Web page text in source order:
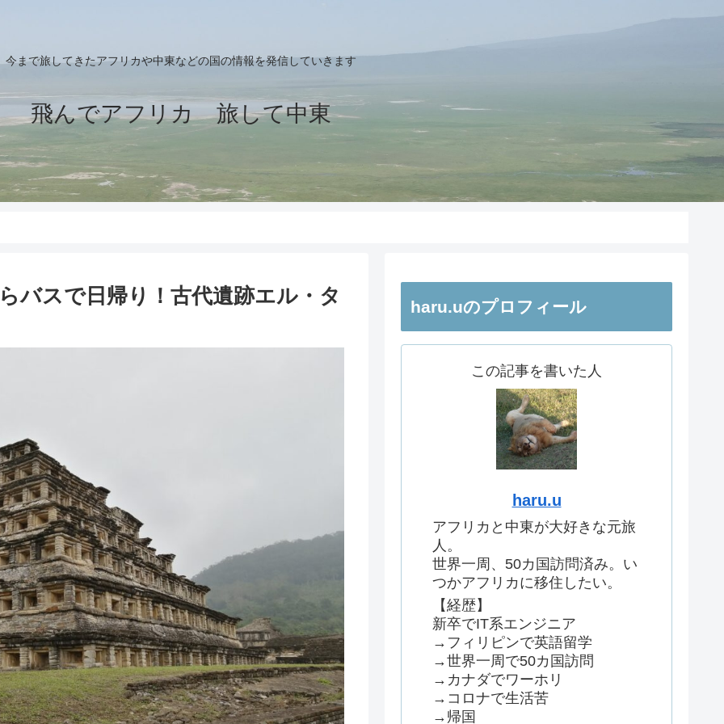
今まで旅してきたアフリカや中東などの国の情報を発信していきます
飛んでアフリカ 旅して中東
バスで日帰り！古代遺跡エル・タ haru.uのプロフィール
この記事を書いた人
haru.u
アフリカと中東が大好きな元旅
人。
世界一周、50カ国訪問済み。い
つかアフリカに移住したい。
【経歴】
新卒でIT系エンジニア
→フィリピンで英語留学
→世界一周で50カ国訪問
→カナダでワーホリ
→コロナで生活苦
→帰国